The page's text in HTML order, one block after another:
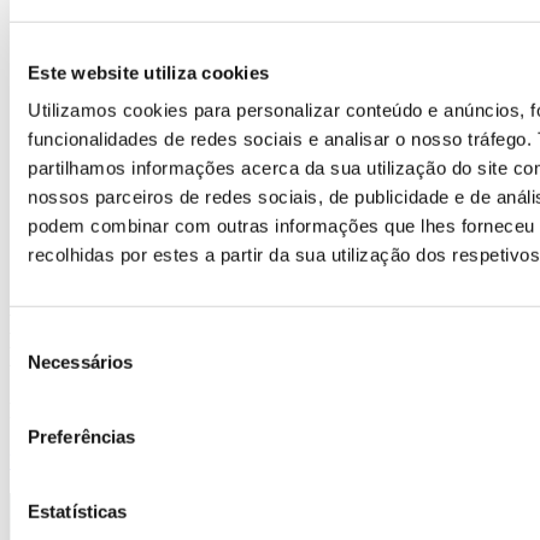
Este website utiliza cookies
Utilizamos cookies para personalizar conteúdo e anúncios,
funcionalidades de redes sociais e analisar o nosso tráfego.
partilhamos informações acerca da sua utilização do site
nossos parceiros de redes sociais, de publicidade e de
podem combinar com outras informações que lhes forneceu
recolhidas por estes a partir da sua utilização dos
Necessários
Preferências
Estatísticas
Vendas e Técnicas de Negociação
Assistente de Contabilidade (M/F)
Empresas?
Desde 1989, quando iniciou a sua atividade em Portugal, a CEAC é